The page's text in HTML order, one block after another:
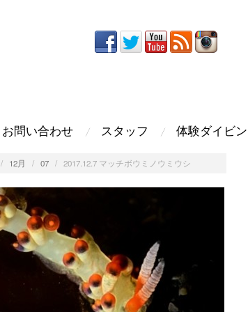
お問い合わせ スタッフ 体験ダイビ
/ 12月 / 07 / 2017.12.7 マッチボウミノウミウシ